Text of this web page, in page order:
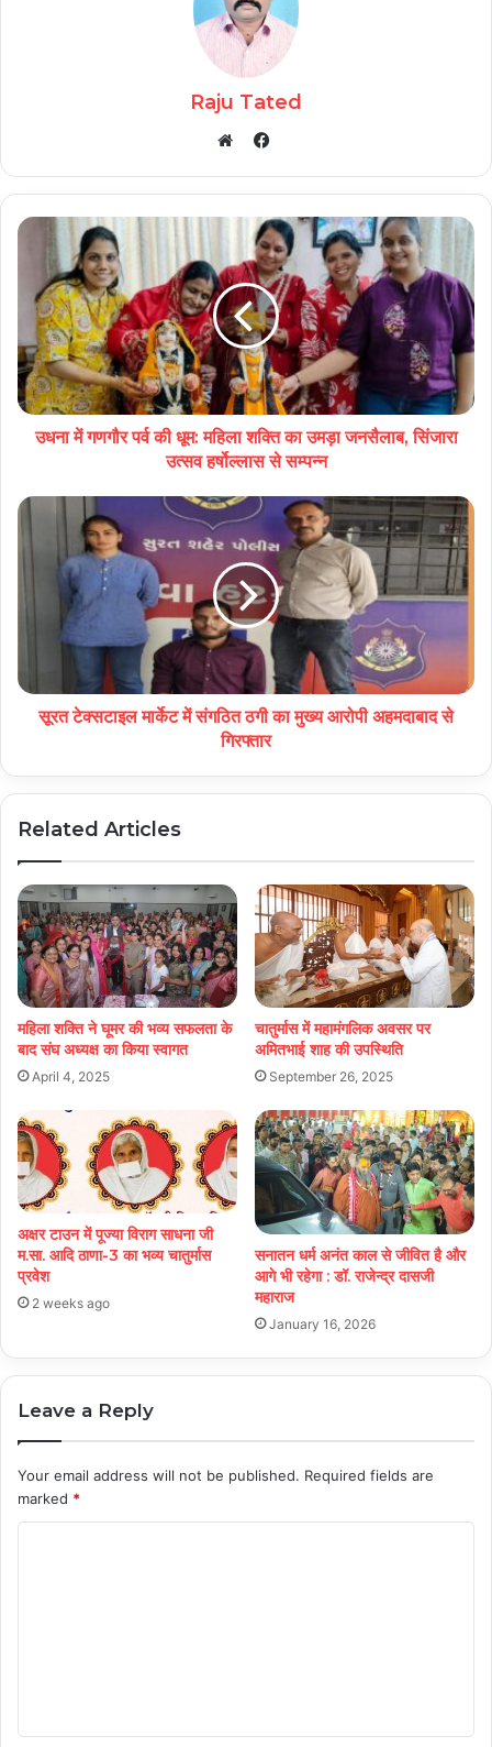
Raju Tated
Facebook
उधना में गणगौर पर्व की धूम: महिला शक्ति का उमड़ा जनसैलाब, सिंजारा
उत्सव हर्षोल्लास से सम्पन्न
सूरत टेक्सटाइल मार्केट में संगठित ठगी का मुख्य आरोपी अहमदाबाद से
गिरफ्तार
Related Articles
महिला शक्ति ने घूमर की भव्य सफलता के
बाद संघ अध्यक्ष का किया स्वागत
April 4, 2025
चातुर्मास में महामंगलिक अवसर पर
अमितभाई शाह की उपस्थिति
September 26, 2025
अक्षर टाउन में पूज्या विराग साधना जी
म.सा. आदि ठाणा-3 का भव्य चातुर्मास
प्रवेश
2 weeks ago
सनातन धर्म अनंत काल से जीवित है और
आगे भी रहेगा : डॉ. राजेन्द्र दासजी
महाराज
January 16, 2026
Leave a Reply
Your email address will not be published. Required fields are
marked *
t